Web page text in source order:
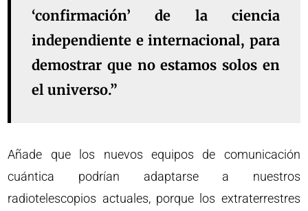
‘confirmación’ de la ciencia
independiente e internacional, para
demostrar que no estamos solos en
el universo.”
Añade que los nuevos equipos de comunicación
cuántica podrían adaptarse a nuestros
radiotelescopios actuales, porque los extraterrestres